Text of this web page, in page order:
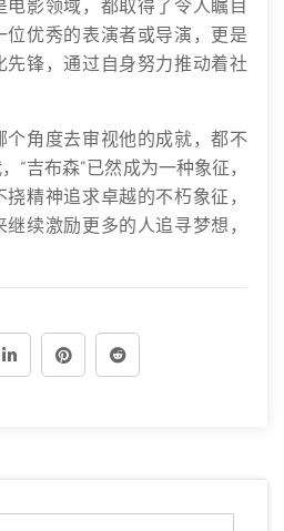
影领域，都取得了令人瞩目
位优秀的表演者或导演，更是
锋，通过自身努力推动着社
角度去审视他的成就，都不
“吉布森”已然成为一种象征，
精神追求卓越的不朽象征，
续激励更多的人追寻梦想，